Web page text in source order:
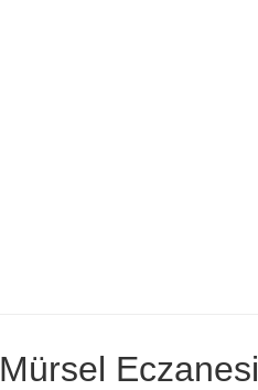
Mürsel Eczanesi